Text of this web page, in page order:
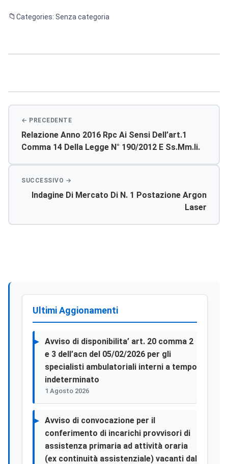
Categories: Senza categoria
Relazione Anno 2016 Rpc Ai Sensi Dell’art.1
Comma 14 Della Legge N° 190/2012 E Ss.mm.ii.
Indagine Di Mercato Di N. 1 Postazione Argon
Laser
Ultimi Aggionamenti
Avviso di disponibilita’ art. 20 comma 2
e 3 dell’acn del 05/02/2026 per gli
specialisti ambulatoriali interni a tempo
indeterminato
1 Agosto 2026
Avviso di convocazione per il
conferimento di incarichi provvisori di
assistenza primaria ad attività oraria
(ex continuità assistenziale) vacanti dal